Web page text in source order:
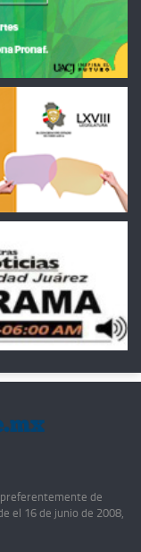
de
el 16 de junio de 2008,